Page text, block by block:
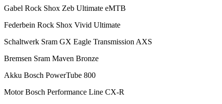
Gabel Rock Shox Zeb Ultimate eMTB
Federbein Rock Shox Vivid Ultimate
Schaltwerk Sram GX Eagle Transmission AXS
Bremsen Sram Maven Bronze
Akku Bosch PowerTube 800
Motor Bosch Performance Line CX-R